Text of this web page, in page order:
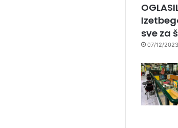
sve za
07/12/2023